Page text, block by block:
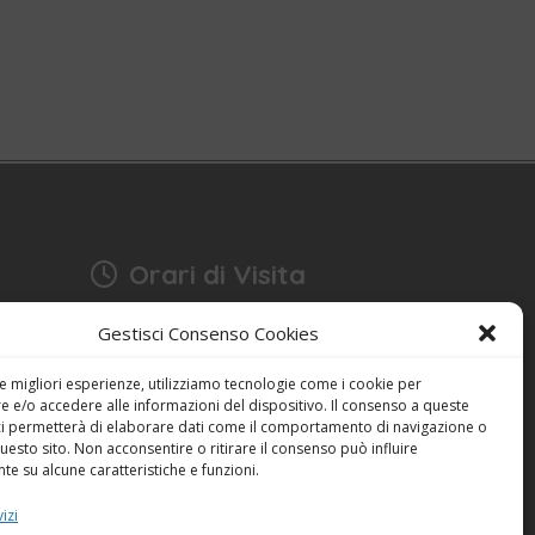
Gestisci Consenso Cookies
migliori esperienze, utilizziamo tecnologie come i cookie per
e/o accedere alle informazioni del dispositivo. Il consenso a queste
permetterà di elaborare dati come il comportamento di navigazione o
sito. Non acconsentire o ritirare il consenso può influire
su alcune caratteristiche e funzioni.
Orari di Visita
17:15 - 18:30
Festività escluse
Dichiarazione sulla Privacy (UE)
Cookie Policy (UE)